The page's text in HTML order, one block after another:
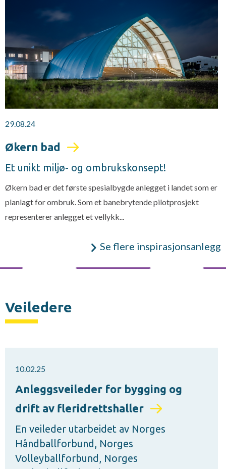
29.08.24
Økern bad
Et unikt miljø- og ombrukskonsept!
Økern bad er det første spesialbygde anlegget i landet som er
planlagt for ombruk. Som et banebrytende pilotprosjekt
representerer anlegget et vellykk...
Se flere inspirasjonsanlegg
Veiledere
10.02.25
Anleggsveileder for bygging og
drift av fleridrettshaller
En veileder utarbeidet av Norges
Håndballforbund, Norges
Volleyballforbund, Norges